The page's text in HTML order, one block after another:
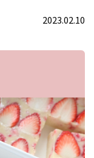
2023.02.10